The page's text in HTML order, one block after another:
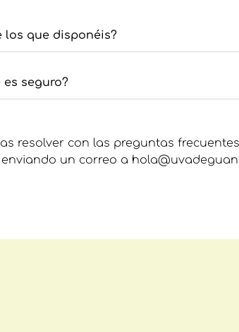
los que disponéis?
seguro?
resolver con las preguntas
un correo a